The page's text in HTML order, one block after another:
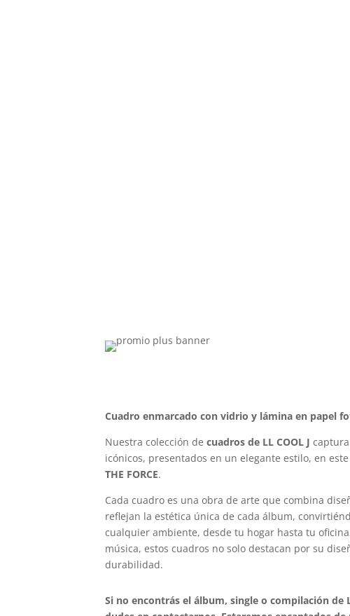
Cuadro enmarcado con vidrio y lámina en papel
Nuestra colección decuadros de LL COOL J
icónicos, presentados en un elegante estilo, en
THE FORCE.
Cada cuadro es una obra de arte que combina
reflejan la estética única de cada álbum,
cualquier ambiente, desde tu hogar hasta tu
música, estos cuadros no solo destacan por su
durabilidad.
Si no encontrás el álbum, single o compilación de